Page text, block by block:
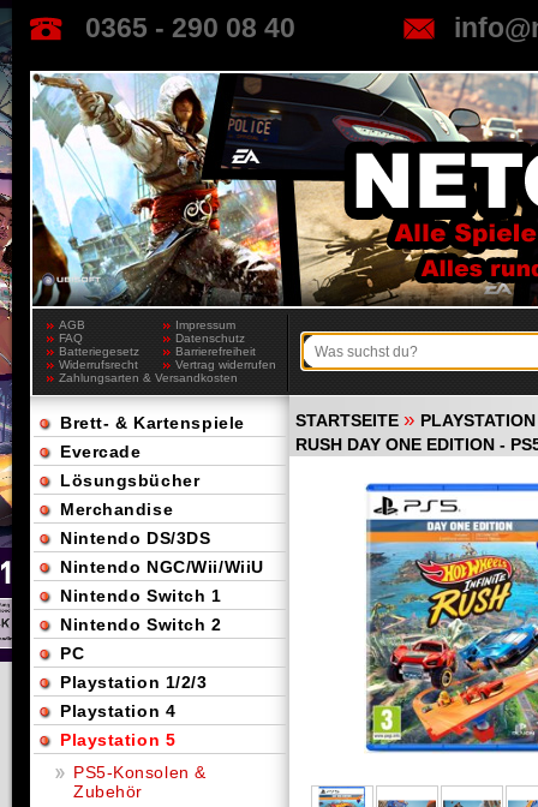
0365 - 290 08 40
AGB
Impressum
FAQ
Datenschutz
Batteriegesetz
Barrierefreiheit
Widerrufsrecht
Vertrag widerrufen
Zahlungsarten & Versandkosten
STARTSEITE »
RUSH DAY ONE EDITION -
Brett- & Kartenspiele
Evercade
Lösungsbücher
Merchandise
Nintendo DS/3DS
Nintendo NGC/Wii/WiiU
Nintendo Switch 1
Nintendo Switch 2
PC
Playstation 1/2/3
Playstation 4
Playstation 5
PS5-Konsolen &
Zubehör